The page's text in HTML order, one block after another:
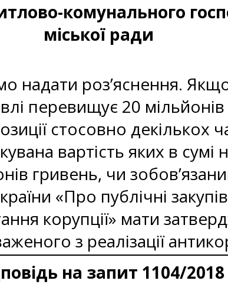
комунального
міської ради
надати роз’яснення. Якщо
перевищує 20
стосовно декількох
вартість яких в
гривень, чи
«Про публічні
корупції» мати
з реалізації
на запит 1104/2018